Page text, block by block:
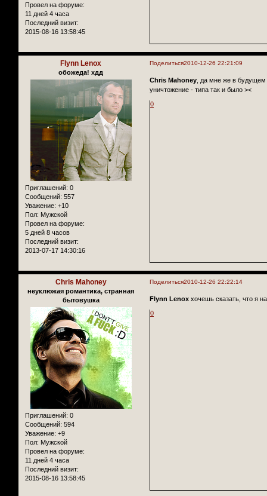
Провел на форуме:
11 дней 4 часа
Последний визит:
2015-08-16 13:58:45
Поделиться2010-12-26 22:21:09
Flynn Lenox
обожеда! хдд
Приглашений: 0
Сообщений: 557
Уважение: +10
Пол: Мужской
Провел на форуме:
5 дней 8 часов
Последний визит:
2013-07-17 14:30:16
Chris Mahoney , да мне же в будущем
уничтожение - типа так и было ><
0
Поделиться2010-12-26 22:22:14
Chris Mahoney
неуклюжая романтика, странная
бытовушка
Приглашений: 0
Сообщений: 594
Уважение: +9
Пол: Мужской
Провел на форуме:
11 дней 4 часа
Последний визит:
2015-08-16 13:58:45
Flynn Lenox хочешь сказать, что я
0